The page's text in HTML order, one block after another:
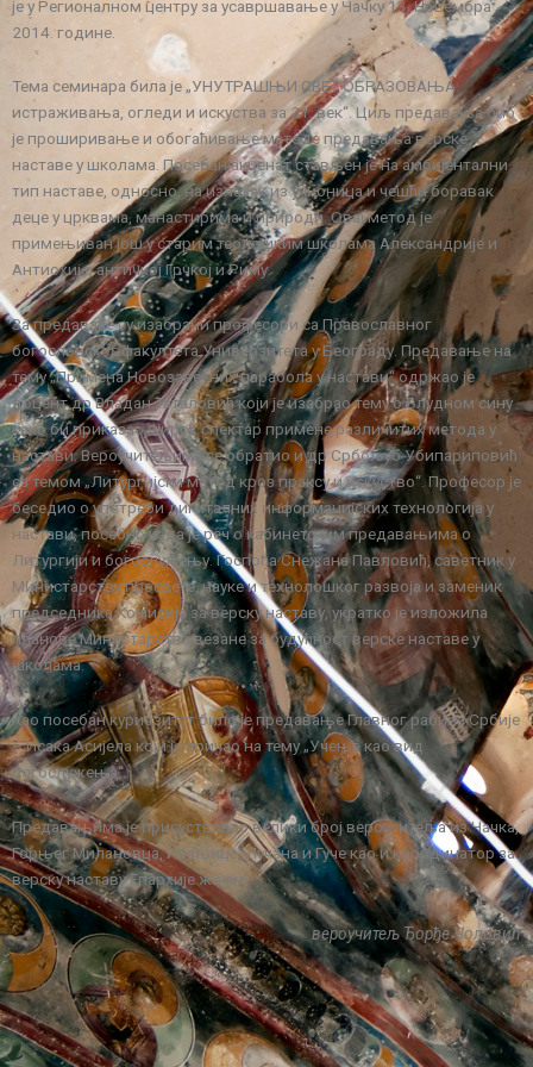
је у Регионалном центру за усавршавање у Чачку 13. Новембра
2014. године.
Тема семинара била је „УНУТРАШЊИ СВЕТ ОБРАЗОВАЊА:
истраживања, огледи и искуства за 21. век“. Циљ предавања био
је проширивање и обогаћивање методе предавања верске
наставе у школама. Посебан акценат стављен је на амбијентални
тип наставе, односно, на излазак из учионица и чешћи боравак
деце у црквама, манастирима и природи. Овај метод је
примењиван још у старим теолошким школама Александрије и
Антиохије, античкој Грчкој и Риму.
За предаваче су изабрани професори са Православног
богословског факултета Универзитета у Београду. Предавање на
тему „Примена Новозаветних парабола у настави“ одржао је
доцент др Владан Таталовић који је изабрао тему о Блудном сину
како би приказао широк спектар примене различитих метода у
настави. Вероучитељима се обратио и др Србољуб Убипариповић
са темом „Литургијски метод кроз праксу и искуство“. Професор је
беседио о употреби дигиталних информацијских технологија у
настави, посебно када је реч о кабинетским предавањима о
Литургији и богослужењу. Госпођа Снежана Павловић, саветник у
Министарству просвете, науке и технолошког развоја и заменик
председника Комисије за верску наставу, укратко је изложила
планове Министарства везане за будућност верске наставе у
школама.
Као посебан куриозитет било је предавање Главног рабина Србије
– Исака Асијела који је причао на тему „Учење као вид
богослужења“.
Предавањима је присуствовао велики број вероучитеља из Чачка,
Горњег Милановца, Ивањице, Лучана и Гуче као и координатор за
верску наставу Епархије жичке.
вероучитељ Ђорђе Чоловић